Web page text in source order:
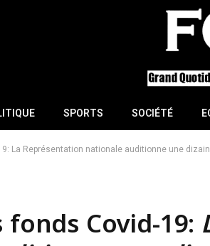
SPORTS SOCIÉTÉ
La Représentation nationale auditionne une
Covid-19: